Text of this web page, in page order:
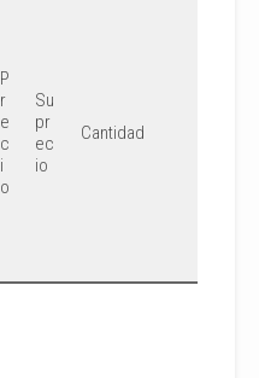
P
r
e
c
i
o
Su
pr
ec
io
Cantidad